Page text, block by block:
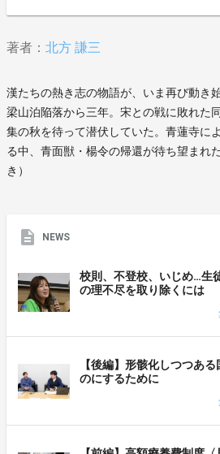
著者： 北方 謙三
漢たちの熱き志の物語が、いま再び動き
梁山泊陥落から三年。宋との戦に敗れた
集の秋を待って潜伏していた。青蓮寺に
る中、青面獣・楊令の帰還が待ち望まれ
き）
NEWS
校則、不登校、いじめ…生
の理不尽を取り除くには
【後編】形骸化しつつあ
のにするために